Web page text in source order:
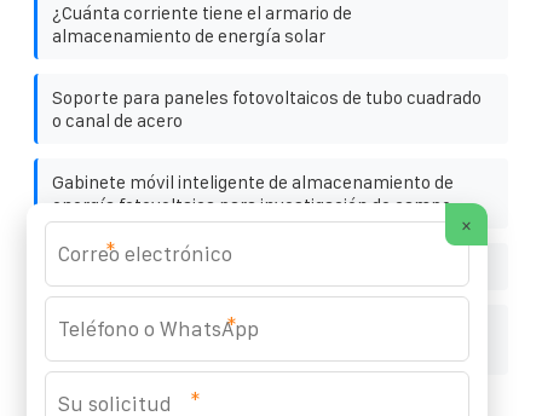
¿Cuánta corriente tiene el armario de
almacenamiento de energía solar
Soporte para paneles fotovoltaicos de tubo cuadrado
o canal de acero
Gabinete móvil inteligente de almacenamiento de
energía fotovoltaica para investigación de campo
Diseño digital de energía solar en Moldavia
Gabinete de almacenamiento de energía fotovoltaica
×
*
*
*